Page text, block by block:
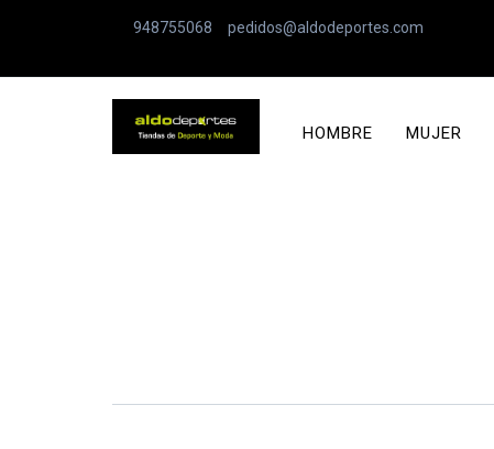
948755068 pedidos@aldodeportes.com
HOMBRE MUJER